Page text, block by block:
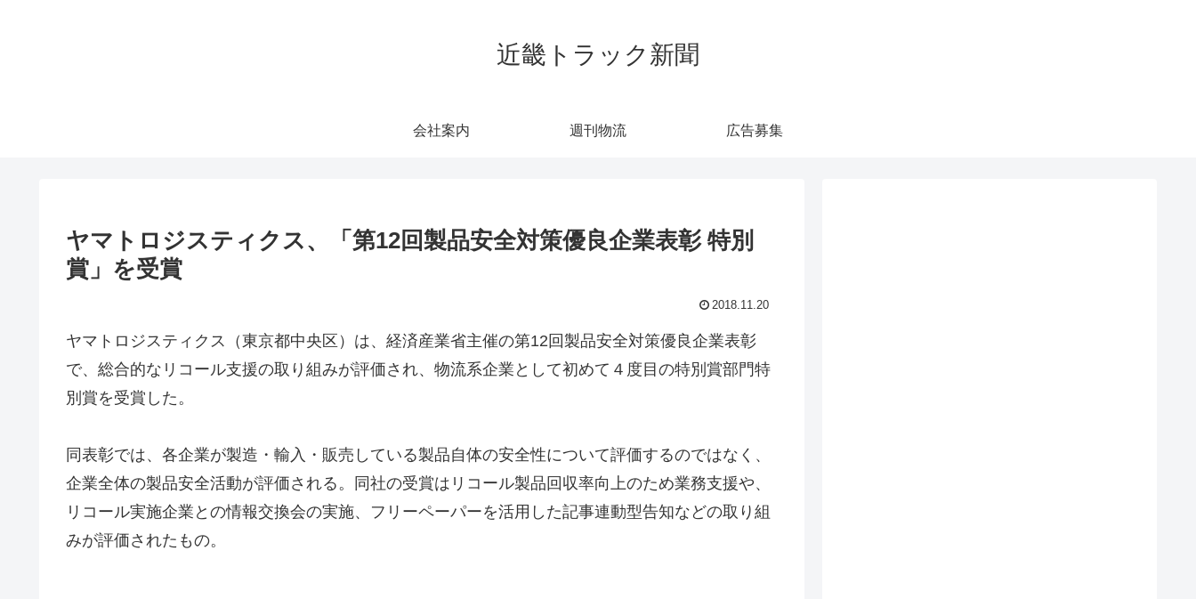
近畿トラック新聞
会社案内 週刊物流 広告募集
ヤマトロジスティクス、「第12回製品安全対策優良企業表彰 特別
賞」を受賞
2018.11.20
ヤマトロジスティクス（東京都中央区）は、経済産業省主催の第12回製品安全対策優良企業表彰
で、総合的なリコール支援の取り組みが評価され、物流系企業として初めて４度目の特別賞部門特
別賞を受賞した。
同表彰では、各企業が製造・輸入・販売している製品自体の安全性について評価するのではなく、
企業全体の製品安全活動が評価される。同社の受賞はリコール製品回収率向上のため業務支援や、
リコール実施企業との情報交換会の実施、フリーペーパーを活用した記事連動型告知などの取り組
みが評価されたもの。